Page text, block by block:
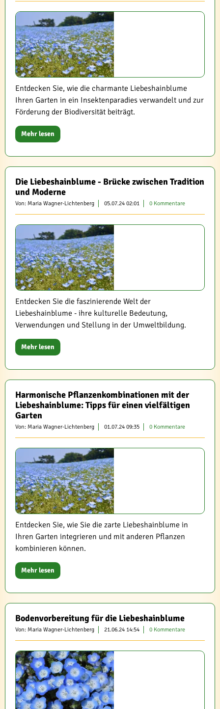
Entdecken Sie, wie die charmante Liebeshainblume
Ihren Garten in ein Insektenparadies verwandelt und zur
Förderung der Biodiversität beiträgt.
Mehr lesen
Die Liebeshainblume - Brücke zwischen Tradition
und Moderne
Von: Maria Wagner-Lichtenberg 05.07.24 02:01 0 Kommentare
Entdecken Sie die faszinierende Welt der
Liebeshainblume - ihre kulturelle Bedeutung,
Verwendungen und Stellung in der Umweltbildung.
Mehr lesen
Harmonische Pflanzenkombinationen mit der
Liebeshainblume: Tipps für einen vielfältigen
Garten
Von: Maria Wagner-Lichtenberg 01.07.24 09:35 0 Kommentare
Entdecken Sie, wie Sie die zarte Liebeshainblume in
Ihren Garten integrieren und mit anderen Pflanzen
kombinieren können.
Mehr lesen
Bodenvorbereitung für die Liebeshainblume
Von: Maria Wagner-Lichtenberg 21.06.24 14:54 0 Kommentare